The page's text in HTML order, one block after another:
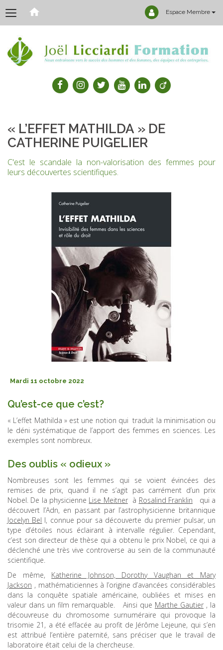
Espace Membre
« L’EFFET MATHILDA » DE
CATHERINE PUIGELIER
C'est le scandale la non-valorisation des femmes pour
leurs découvertes scientifiques.
Mardi 11 octobre 2022
Qu’est-ce que c’est?
« L’effet Mathilda » est une notion qui traduit la minimisation ou
le déni systématique de l’apport des femmes en sciences. Les
exemples sont nombreux.
Des oublis « odieux »
Nombreuses sont les femmes qui se voient évincées des
remises de prix, quand il ne s’agit pas carrément d’un prix
Nobel. De la physicienne Lise Meitner à Rosalind Franklin
qui a
découvert l’Adn, en passant par l’astrophysicienne britannique
Jocelyn Bel l, connue pour sa découverte du premier pulsar, un
type d’étoiles nous éclairant à intervalle régulier. Cependant,
c’est son directeur de thèse qui a obtenu le prix Nobel, ce qui a
déclenché une très vive controverse au sein de la communauté
scientifique.
De même, Katherine Johnson, Dorothy Vaughan et Mary
Jackson , mathématiciennes à l’origine d’avancées considérables
dans la conquête spatiale américaine, oubliées et mises en
valeur dans un film remarquable. Ainsi que Marthe Gautier , la
découvreuse du chromosome surnuméraire qui provoque la
trisomie 21, a été effacée au profit de Jérôme Lejeune, qui s’en
est attribué l’entière paternité, sans préciser que le travail de
laboratoire était celui de la chercheuse.